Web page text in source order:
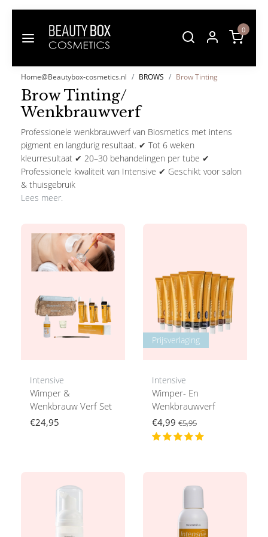
0
Home@Beautybox-cosmetics.nl BROWS Brow Tinting
Brow Tinting/
Wenkbrauwverf
Professionele wenkbrauwverf van Biosmetics met intens
pigment en langdurig resultaat. ✔ Tot 6 weken
kleurresultaat ✔ 20–30 behandelingen per tube ✔
Professionele kwaliteit van Intensive ✔ Geschikt voor salon
& thuisgebruik
Lees meer.
Intensive
Wimper &
Wenkbrauw Verf Set
€24,95
Prijsverlaging
Intensive
Wimper- En
Wenkbrauwverf
€4,99 €5,95